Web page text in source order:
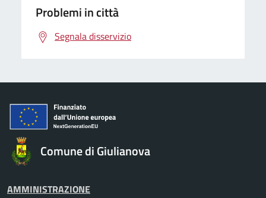
Problemi in città
Segnala disservizio
Comune di Giulianova
AMMINISTRAZIONE